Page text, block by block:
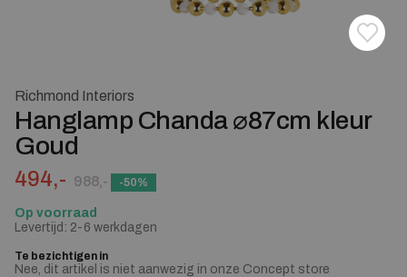
Richmond Interiors
Hanglamp Chanda ⌀87cm kleur
Goud
988,-
Oorspronkelijke prijs was: 988,-.
494,-
Huidige prijs is: 494,-.
-50%
Op voorraad
Levertijd: 2-6 werkdagen
Te bezichtigen in
Nee, dit artikel is niet aanwezig in onze Concept store